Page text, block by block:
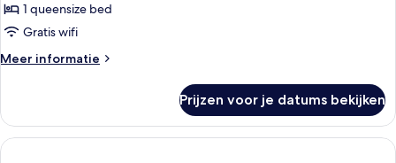
1 queensize bed
Gratis wifi
Meer informatie
Meer
Studio
With
Kitchen
Prijzen voor je datums bekijken